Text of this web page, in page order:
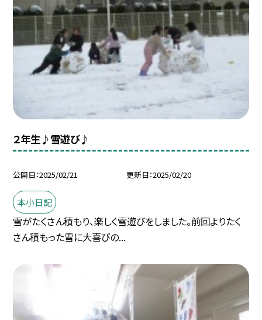
２年生♪雪遊び♪
公開日 2025/02/21 更新日 2025/02/20
本小日記
雪がたくさん積もり、楽しく雪遊びをしました。前回よりたく
さん積もった雪に大喜びの...